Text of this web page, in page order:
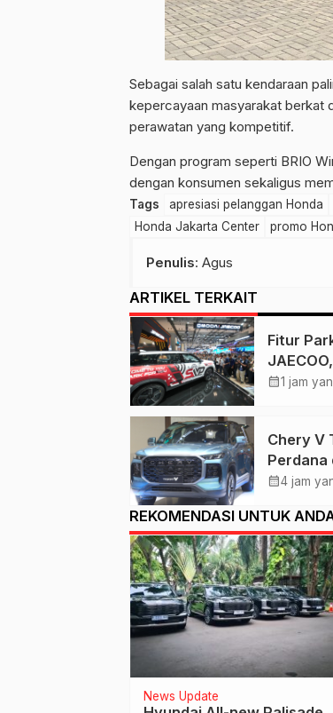
Sebagai salah satu kendaraan
kepercayaan masyarakat berkat
perawatan yang kompetitif.
Dengan program seperti BRIO
dengan konsumen sekaligus
Tags apresiasi pelanggan Honda
Honda Jakarta Center
promo
Penulis: Agus
ARTIKEL TERKAIT
Fitur
untuk
calendar_month1 jam
Chery V
Perdana
calendar_month4 jam
REKOMENDASI UNTUK
News Update